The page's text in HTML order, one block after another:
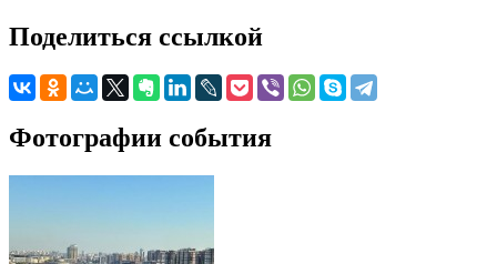
Поделиться ссылкой
Фотографии события